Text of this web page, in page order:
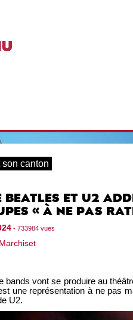
son canton
BEATLES ET U2
« À NE PAS
- 733984 vues
bands vont se produire au
une représentation à ne pas
U2.